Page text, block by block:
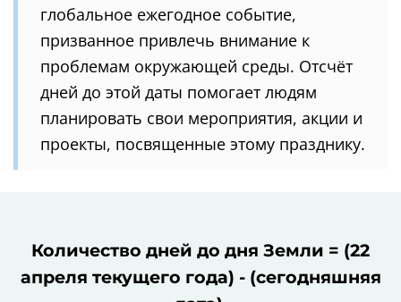
глобальное ежегодное событие,
призванное привлечь внимание к
проблемам окружающей среды. Отсчёт
дней до этой даты помогает людям
планировать свои мероприятия, акции и
проекты, посвященные этому празднику.
Количество дней до дня Земли = (22
апреля текущего года) - (сегодняшняя